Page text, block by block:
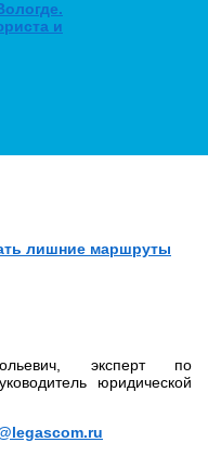
лишние маршруты
эксперт по
юридической